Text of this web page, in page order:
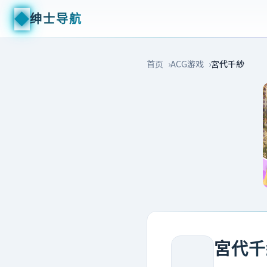
◆绅士导航
首页 ACG游戏 宮代千紗
宮